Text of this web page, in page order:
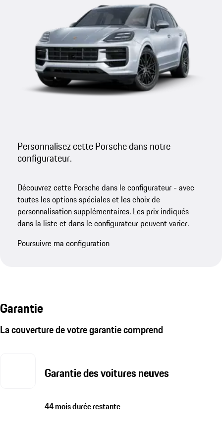
Personnalisez cette Porsche dans notre
configurateur.
Découvrez cette Porsche dans le configurateur - avec
toutes les options spéciales et les choix de
personnalisation supplémentaires. Les prix indiqués
dans la liste et dans le configurateur peuvent varier.
Poursuivre ma configuration
Garantie
La couverture de votre garantie comprend
Garantie des voitures neuves
44 mois durée restante